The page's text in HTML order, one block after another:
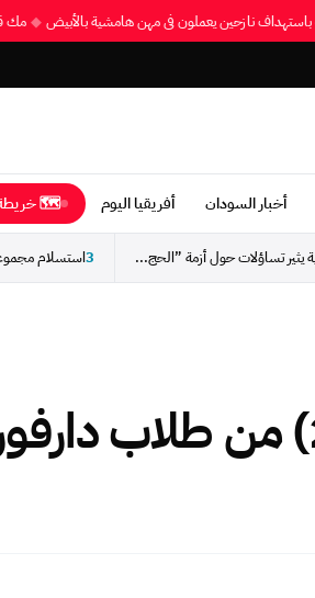
باستهداف نازحين يعملون في مهن هامشية بالأبيض ◆ مك
أخبار السودان أفريقيا اليوم 🗺 خريطة
يثير تساؤلات حول أزمة ”الحج... 3
القبض على (امنجي) طعن (2) من طلاب